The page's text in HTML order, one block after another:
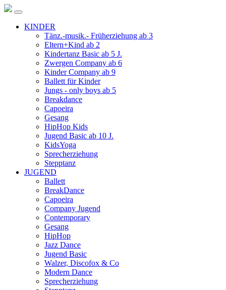
KINDER
Tänz.-musik.- Früherziehung ab 3
Eltern+Kind ab 2
Kindertanz Basic ab 5 J.
Zwergen Company ab 6
Kinder Company ab 9
Ballett für Kinder
Jungs - only boys ab 5
Breakdance
Capoeira
Gesang
HipHop Kids
Jugend Basic ab 10 J.
KidsYoga
Sprecherziehung
Stepptanz
JUGEND
Ballett
BreakDance
Capoeira
Company Jugend
Contemporary
Gesang
HipHop
Jazz Dance
Jugend Basic
Walzer, Discofox & Co
Modern Dance
Sprecherziehung